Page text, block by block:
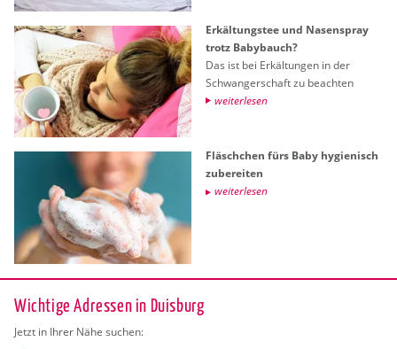
Er­käl­tungs­tee und Na­sen­spray
trotz Ba­by­bauch?
Das ist bei Er­käl­tun­gen in der
Schwan­ger­schaft zu be­ach­ten
wei­ter­le­sen
Fläsch­chen fürs Baby hy­gie­nisch
zu­be­rei­ten
wei­ter­le­sen
Wichtige Adressen in Duisburg
Jetzt in Ihrer Nähe suchen: